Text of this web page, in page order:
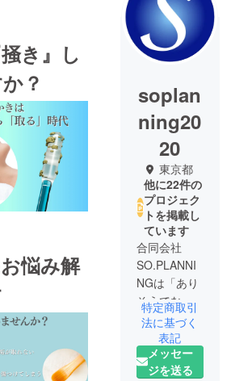
き』し
？
悩み解
soplan
ning20
20
東京都
他に22件の
プロジェク
トを掲載し
ています
合同会社
SO.PLANNI
NGは「あり
そうでな
かった」
「便利なも
のが欲し
い」という
特定商取引
法に基づく
表記
メッセー
ジを送る